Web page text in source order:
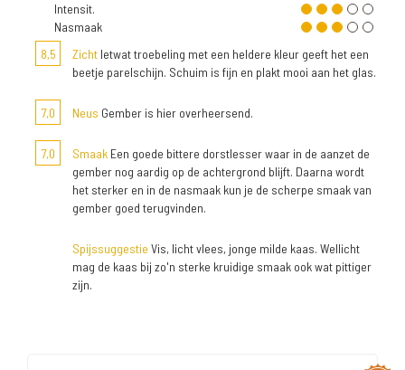
Intensit.
Nasmaak
8,5
Zicht Ietwat troebeling met een heldere kleur geeft het een
beetje parelschijn. Schuim is fijn en plakt mooi aan het glas.
7,0 Neus Gember is hier overheersend.
7,0 Smaak Een goede bittere dorstlesser waar in de aanzet de
gember nog aardig op de achtergrond blijft. Daarna wordt
het sterker en in de nasmaak kun je de scherpe smaak van
gember goed terugvinden.
Spijssuggestie Vis, licht vlees, jonge milde kaas. Wellicht
mag de kaas bij zo'n sterke kruidige smaak ook wat pittiger
zijn.